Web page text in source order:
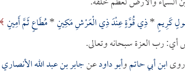
كَرِيمٍ*ذِي قُوَّةٍ عِنْدَ ذِي الْعَرْشِ مَكِينٍ*مُطَاعٍ ثَمَّ أَمِينٍ
رب العزة سبحانه وتعالى.
ابن أبي حاتموأبو داودعنجابر بن عبد الله الأنصاري